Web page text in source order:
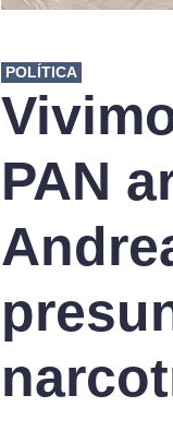
POLÍTICA
PAN